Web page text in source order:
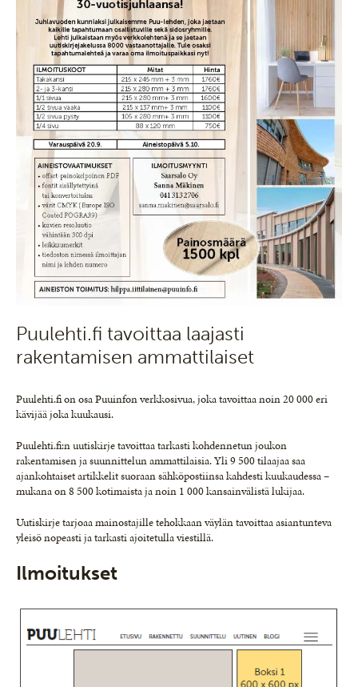
Puulehti.fi tavoittaa laajasti
rakentamisen ammattilaiset
Puulehti.fi on osa Puuinfon verkkosivua, joka tavoittaa noin 20 000 eri
kävijää joka kuukausi.
Puulehti.fi:n uutiskirje tavoittaa tarkasti kohdennetun joukon
rakentamisen ja suunnittelun ammattilaisia. Yli 9 500 tilaajaa saa
ajankohtaiset artikkelit suoraan sähköpostiinsa kahdesti kuukaudessa –
mukana on 8 500 kotimaista ja noin 1 000 kansainvälistä lukijaa.
Uutiskirje tarjoaa mainostajille tehokkaan väylän tavoittaa asiantunteva
yleisö nopeasti ja tarkasti ajoitetulla viestillä.
Ilmoitukset